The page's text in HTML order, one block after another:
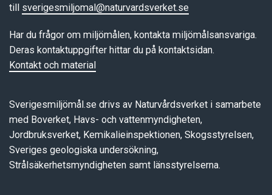
till sverigesmiljomal@naturvardsverket.se
Har du frågor om miljömålen, kontakta miljömålsansvariga.
Deras kontaktuppgifter hittar du på kontaktsidan.
Kontakt och material
Sverigesmiljömål.se drivs av Naturvårdsverket i samarbete
med Boverket, Havs- och vattenmyndigheten,
Jordbruksverket, Kemikalieinspektionen, Skogsstyrelsen,
Sveriges geologiska undersökning,
Strålsäkerhetsmyndigheten samt länsstyrelserna.